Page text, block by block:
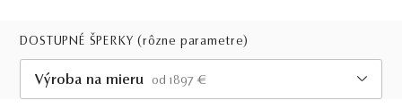
DOSTUPNÉ ŠPERKY(rôzne parametre)
Výroba na mieru
od 1897 €
Viac ako 30 dní